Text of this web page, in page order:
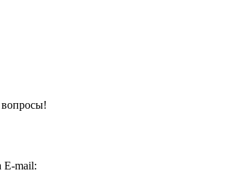
E-mail: